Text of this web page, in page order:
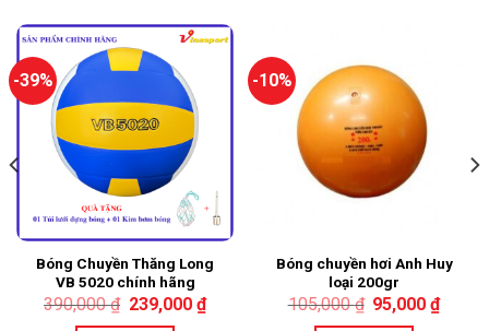
-39%
Bóng Chuyền Thăng Long
VB 5020 chính hãng
390,000₫ 239,000 ₫
-10%
Bóng chuyền hơi Anh Huy
loại 200gr
105,000₫ 95,000₫